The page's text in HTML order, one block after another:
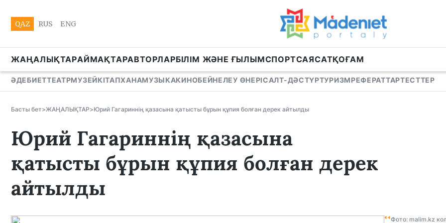
QAZ RUS ENG
ЖАҢАЛЫҚТАРАЙМАҚТАРАВТОРЛАРБІЛІМ ЖӘНЕ ҒЫЛЫМСПОРТСАЯСАТҚОҒАМ
ӘДЕБИЕТТЕАТРМУЗЕЙКІТАПХАНАМУЗЫКАКИНОБЕЙНЕЛЕУ ӨНЕРІСАЛТ-ДӘСТҮРТУРИЗМРЕФЕРАТТАРТЕСТТЕР
Басты бет>ЖАҢАЛЫҚТАР>Юрий Гагариннің қазасына қатысты бұрын құпия болған дерек айтылды
Юрий Гагариннің қазасына
қатысты бұрын құпия болған дерек
айтылды
Фото: malim.kz